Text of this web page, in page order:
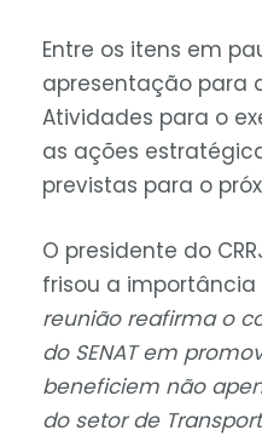
Entre os itens em
apresentação para
Atividades para o
as ações
previstas para o
O presidente do
frisou a
reunião reafirma o
do SENAT em
beneficiem não
do setor de